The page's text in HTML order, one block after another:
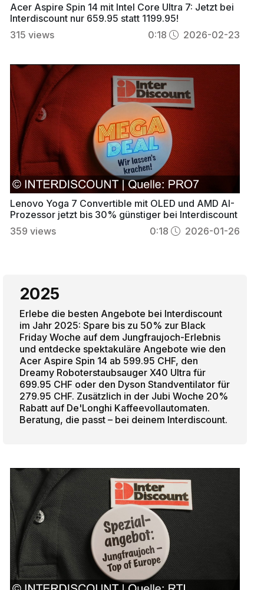
Acer Aspire Spin 14 mit Intel Core Ultra 7: Jetzt bei
Interdiscount nur 659.95 statt 1199.95!
315 views 0:18 2026-02-23
Lenovo Yoga 7 Convertible mit OLED und AMD AI-
Prozessor jetzt bis 30% günstiger bei Interdiscount
359 views 0:18 2026-01-26
2025
Erlebe die besten Angebote bei Interdiscount
im Jahr 2025: Spare bis zu 50% zur Black
Friday Woche auf dem Jungfraujoch-Erlebnis
und entdecke spektakuläre Angebote wie den
Acer Aspire Spin 14 ab 599.95 CHF, den
Dreamy Roboterstaubsauger X40 Ultra für
699.95 CHF oder den Dyson Standventilator für
279.95 CHF. Zusätzlich in der Jubi Woche 20%
Rabatt auf De'Longhi Kaffeevollautomaten.
Beratung, die passt – bei deinem Interdiscount.